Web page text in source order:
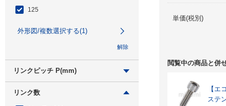
125
外形図/複数選択する(1)
解除
リンクピッチ P(mm)
リンク数
単価(税別)
閲覧中の商品と併
【エコ
ステ